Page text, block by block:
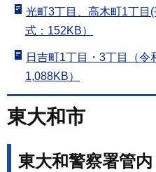
光町3丁目、高木町1丁目
式：152KB）
日吉町1丁目・3丁目（令
1,088KB）
東大和市
東大和警察署管内